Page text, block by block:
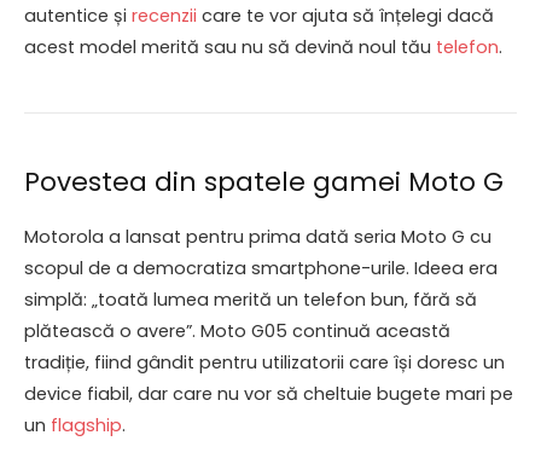
autentice și recenzii care te vor ajuta să înțelegi dacă
acest model merită sau nu să devină noul tău telefon.
Povestea din spatele gamei Moto G
Motorola a lansat pentru prima dată seria Moto G cu
scopul de a democratiza smartphone-urile. Ideea era
simplă: „toată lumea merită un telefon bun, fără să
plătească o avere”. Moto G05 continuă această
tradiție, fiind gândit pentru utilizatorii care își doresc un
device fiabil, dar care nu vor să cheltuie bugete mari pe
un flagship.